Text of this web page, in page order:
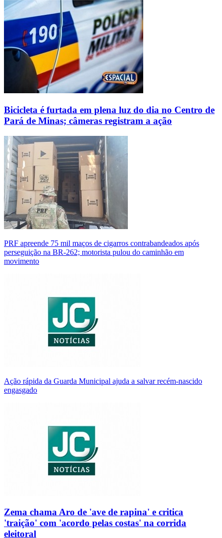
Bicicleta é furtada em plena luz do dia no Centro de
Pará de Minas; câmeras registram a ação
PRF apreende 75 mil maços de cigarros contrabandeados após
perseguição na BR-262; motorista pulou do caminhão em
movimento
Ação rápida da Guarda Municipal ajuda a salvar recém-nascido
engasgado
Zema chama Aro de 'ave de rapina' e critica
'traição' com 'acordo pelas costas' na corrida
eleitoral